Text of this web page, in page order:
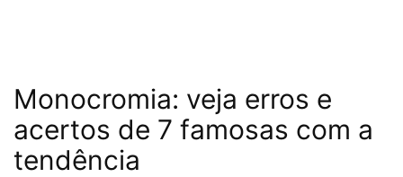
Monocromia: veja erros e
acertos de 7 famosas com a
tendência